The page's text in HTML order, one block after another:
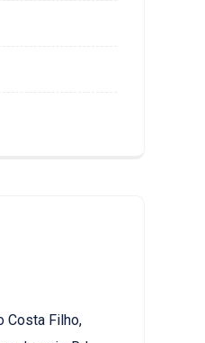
Costa Filho,